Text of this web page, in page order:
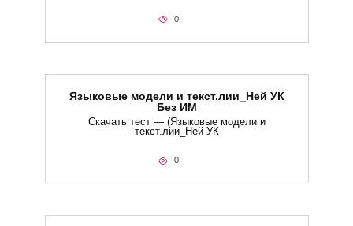
0
Языковые модели и текст.лии_Ней УК
Без ИМ
Скачать тест — (Языковые модели и
текст.лии_Ней УК
0